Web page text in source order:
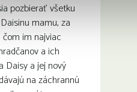
pozbierať všetku
mamu, za
im najviac
a ich
Daisy a jej nový
na záchrannú